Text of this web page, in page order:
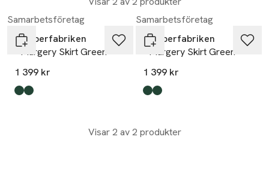
Samarbetsföretag
Jumperfabriken
- Margery Skirt Green
1 399 kr
Produkten finns i färgerna:
dkgreen
dark green
Samarbetsföretag
Jumperfabriken
- Margery Skirt Green
1 399 kr
Produkten finns i färgerna:
dark green
dkgreen
Visar 2 av 2 produkter